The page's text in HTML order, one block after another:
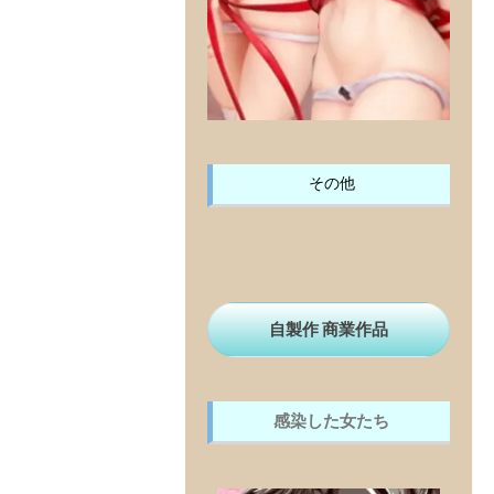
その他
自製作 商業作品
感染した女たち